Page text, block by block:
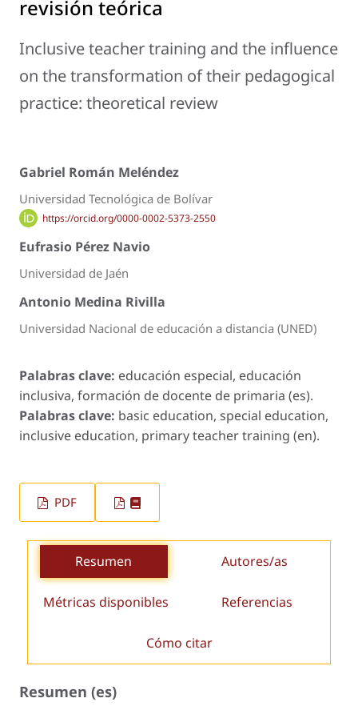
revisión teórica
Inclusive teacher training and the influence
on the transformation of their pedagogical
practice: theoretical review
Gabriel Román Meléndez
Universidad Tecnológica de Bolívar
https://orcid.org/0000-0002-5373-2550
Eufrasio Pérez Navio
Universidad de Jaén
Antonio Medina Rivilla
Universidad Nacional de educación a distancia (UNED)
Palabras clave: educación especial, educación
inclusiva, formación de docente de primaria (es).
Palabras clave: basic education, special education,
inclusive education, primary teacher training (en).
PDF
Resumen Autores/as
Métricas disponibles Referencias
Cómo citar
Resumen (es)